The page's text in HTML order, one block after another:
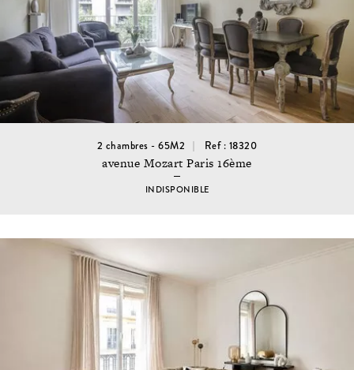
2 chambres - 65M2 Ref : 18320
avenue Mozart Paris 16ème
INDISPONIBLE